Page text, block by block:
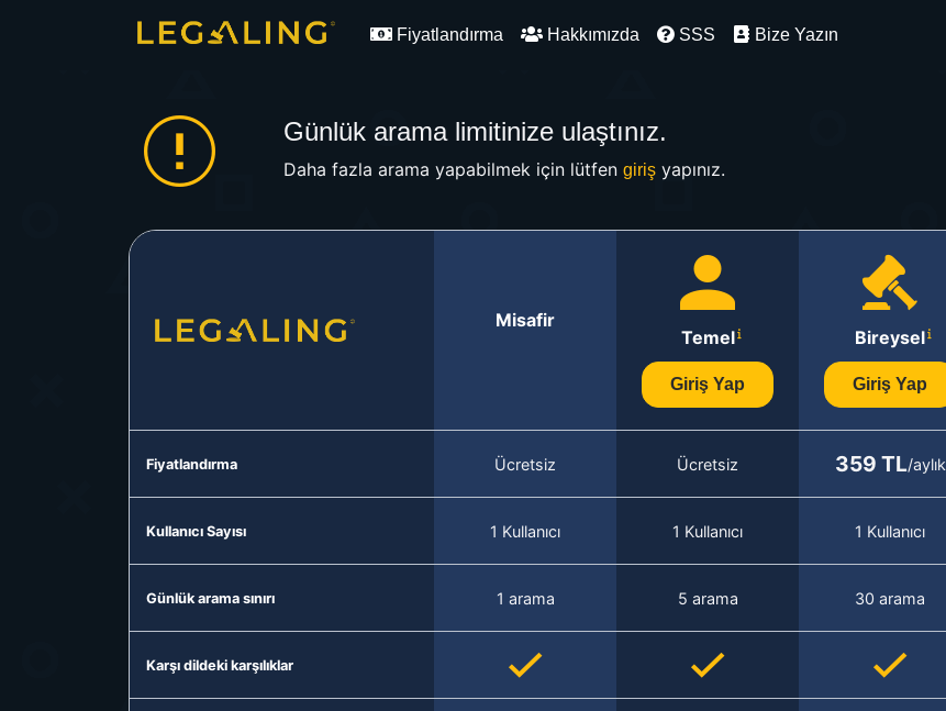
Fiyatlandırma Hakkımızda SSS Bize Yazın
Günlük arama limitinize ulaştınız.
Daha fazla arama yapabilmek için lütfen girişyapınız.
Misafir
Temel
Giriş Yap
Bireysel
Giriş Yap
Fiyatlandırma Ücretsiz Ücretsiz 359 TL/aylık
Kullanıcı Sayısı 1 Kullanıcı 1 Kullanıcı 1 Kullanıcı
Günlük arama sınırı 1 arama 5 arama 30 arama
Karşı dildeki karşılıklar